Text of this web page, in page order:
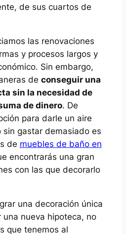
de sus cuartos de
las renovaciones
y procesos largos y
Sin embargo,
de conseguir una
sin la necesidad de
de dinero. De
para darle un aire
sin gastar demasiado es
de muebles de baño en
encontrarás una gran
con las que decorarlo
una decoración única
nueva hipoteca, no
que tenemos al